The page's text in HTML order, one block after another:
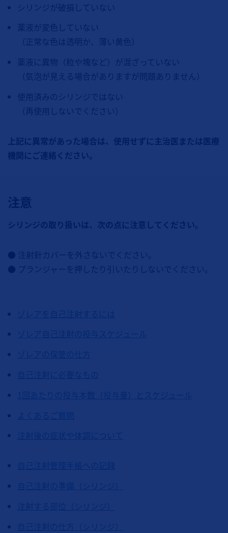
シリンジが破損していない
薬液が変色していない
（正常な色は透明か、薄い黄色）
薬液に異物（粒や塊など）が混ざっていない
（気泡が見える場合がありますが問題ありません）
使用済みのシリンジではない
（再使用しないでください）
上記に異常があった場合は、使用せずに主治医または医療
機関にご連絡ください。
注意
シリンジの取り扱いは、次の点に注意してください。
● 注射針カバーを外さないでください。
● プランジャーを押したり引いたりしないでください。
ゾレアを自己注射するには
ゾレア自己注射の投与スケジュール
ゾレアの保管の仕方
自己注射に必要なもの
1回あたりの投与本数（投与量）とスケジュール
よくあるご質問
注射後の症状や体調について
自己注射管理手帳への記録
自己注射の準備（シリンジ）
注射する部位（シリンジ）
自己注射の仕方（シリンジ）